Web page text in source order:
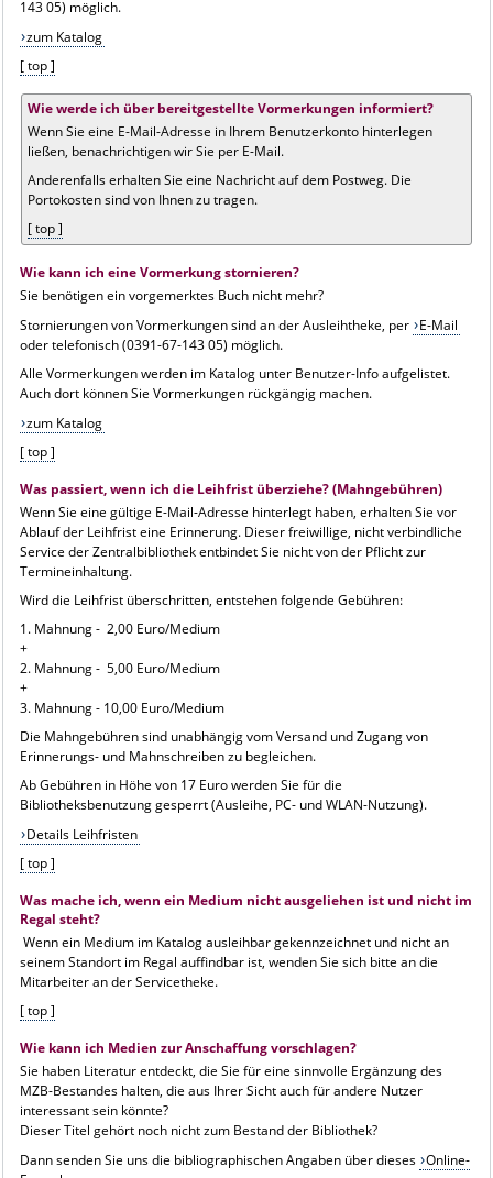
143 05) möglich.
zum Katalog
[ top ]
Wie werde ich über bereitgestellte Vormerkungen informiert?
Wenn Sie eine E-Mail-Adresse in Ihrem Benutzerkonto hinterlegen
ließen, benachrichtigen wir Sie per E-Mail.
Anderenfalls erhalten Sie eine Nachricht auf dem Postweg. Die
Portokosten sind von Ihnen zu tragen.
[ top ]
Wie kann ich eine Vormerkung stornieren?
Sie benötigen ein vorgemerktes Buch nicht mehr?
Stornierungen von Vormerkungen sind an der Ausleihtheke, per E-Mail
oder telefonisch (0391-67-143 05) möglich.
Alle Vormerkungen werden im Katalog unter Benutzer-Info aufgelistet.
Auch dort können Sie Vormerkungen rückgängig machen.
zum Katalog
[ top ]
Was passiert, wenn ich die Leihfrist überziehe? (Mahngebühren)
Wenn Sie eine gültige E-Mail-Adresse hinterlegt haben, erhalten Sie vor
Ablauf der Leihfrist eine Erinnerung. Dieser freiwillige, nicht verbindliche
Service der Zentralbibliothek entbindet Sie nicht von der Pflicht zur
Termineinhaltung.
Wird die Leihfrist überschritten, entstehen folgende Gebühren:
1. Mahnung - 2,00 Euro/Medium
+
2. Mahnung - 5,00 Euro/Medium
+
3. Mahnung - 10,00 Euro/Medium
Die Mahngebühren sind unabhängig vom Versand und Zugang von
Erinnerungs- und Mahnschreiben zu begleichen.
Ab Gebühren in Höhe von 17 Euro werden Sie für die
Bibliotheksbenutzung gesperrt (Ausleihe, PC- und WLAN-Nutzung).
Details Leihfristen
[ top ]
Was mache ich, wenn ein Medium nicht ausgeliehen ist und nicht im
Regal steht?
Wenn ein Medium im Katalog ausleihbar gekennzeichnet und nicht an
seinem Standort im Regal auffindbar ist, wenden Sie sich bitte an die
Mitarbeiter an der Servicetheke.
[ top ]
Wie kann ich Medien zur Anschaffung vorschlagen?
Sie haben Literatur entdeckt, die Sie für eine sinnvolle Ergänzung des
MZB-Bestandes halten, die aus Ihrer Sicht auch für andere Nutzer
interessant sein könnte?
Dieser Titel gehört noch nicht zum Bestand der Bibliothek?
Dann senden Sie uns die bibliographischen Angaben über dieses Online-